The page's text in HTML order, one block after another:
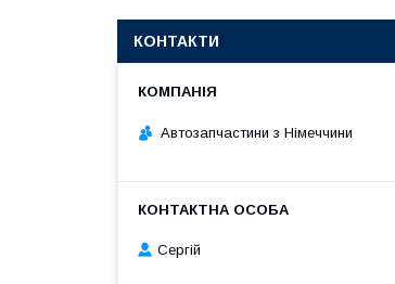
КОНТАКТИ
Автозапчастини з Німеччини
Сергій